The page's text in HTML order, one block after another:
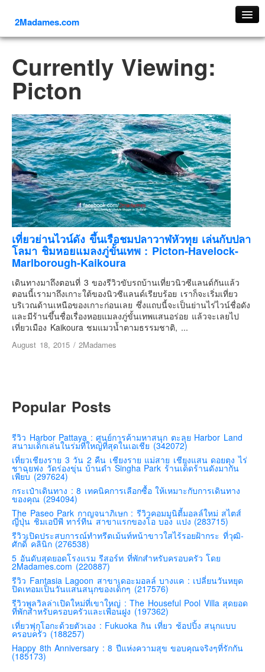
2Madames.com
ภาคเหนือ
ภาคใต้
ภาคกลาง
ภาคตะวันตก
ภาคอีสาน
ทริปต่างประเทศ
ยุโรป
รัสเซีย
อิตาลี
ตุรกี-ตุรเคีย
เยอรมัน
ฝรั่งเศส
ออสเตรีย
สาธารณรัฐเช็ก
ฮังการี
โปรตุเกส
สเปน
โครเอเชีย
สโลเวเนีย
มอนเตรเนโกร
บอสเนียและเฮอร์เซโกวีน่า
ญี่ปุ่น
คันโต-โตเกียวและรอบๆ
คันไซ-โอซาก้า เกียวโต
คิวชู – ฟุกุโอกะ ซางะ เปปปุ ยุฟุอิน นางาซากิ
ฟูจิ
ฮอกไกโด
เอเชีย
สิงคโปร์
Currently Viewing:
Picton
เที่ยวย่านไวน์ดัง ขึ้นเรือชมปลาวาฬหัวทุย เล่นกับปลา
โลมา ชิมหอยแมลงภู่ขั้นเทพ : Picton-Havelock-
Marlborough-Kaikoura
เดินทางมาถึงตอนที่ 3 ของรีวิวขับรถบ้านเที่ยวนิวซีแลนด์กันแล้ว
ตอนนี้เรามาถึงเกาะใต้ของนิวซีแลนด์เรียบร้อย เราก็จะเริ่มเที่ยว
บริเวณด้านเหนือของเกาะก่อนเลย ซึ่งแถบนี้จะเป็นย่านไร่ไวน์ชื่อดัง
และมีร้านขึ้นชื่อเรื่องหอยแมลงภู่ขั้นเทพแสนอร่อย แล้วจะเลยไป
เที่ยวเมือง Kaikoura ชมแมวน้ำตามธรรมชาติ, ...
August 18, 2015 / 2Madames
Popular Posts
รีวิว Harbor Pattaya : ศูนย์การค้ามหาสนุก ตะลุย Harbor Land
สนามเด็กเล่นในร่มที่ใหญ่ที่สุดในเอเชีย (342072)
เที่ยวเชียงราย 3 วัน 2 คืน เชียงราย แม่สาย เชียงแสน ดอยตุง ไร่
ชาฉุยฟง วัดร่องขุ่น บ้านดำ Singha Park ร้านเด็ดร้านดังมากัน
เพียบ (297624)
กระเป๋าเดินทาง : 8 เทคนิคการเลือกซื้อ ให้เหมาะกับการเดินทาง
ของคุณ (294094)
The Paseo Park กาญจนาภิเษก : รีวิวคอมมูนิตี้มอลล์ใหม่ สไตส์
ญี่ปุ่น ชิมเอบีพี ทาร์ทีน สาขาแรกของโอ บอง แปง (283715)
รีวิวเปิดประสบการณ์ทำทรีตเม้นท์หน้าขาวใสไร้รอยฝ้ากระ ที่วุฒิ-
ศักดิ์ คลินิก (276538)
5 อันดับสุดยอดโรงแรม รีสอร์ท ที่พักสำหรับครอบครัว โดย
2Madames.com (220887)
รีวิว Fantasia Lagoon สาขาเดอะมอลล์ บางแค : เปลี่ยนวันหยุด
ปิดเทอมเป็นวันแสนสนุกของเด็กๆ (217576)
รีวิวพูลวิลล่าเปิดใหม่ที่เขาใหญ่ : The Houseful Pool Villa สุดยอด
ที่พักสำหรับครอบครัวและเพื่อนฝูง (197362)
เที่ยวฟุกุโอกะด้วยตัวเอง : Fukuoka กิน เที่ยว ช้อปปิ้ง สนุกแบบ
ครอบครัว (188257)
Happy 8th Anniversary : 8 ปีแห่งความสุข ขอบคุณจริงๆที่รักกัน
(185173)